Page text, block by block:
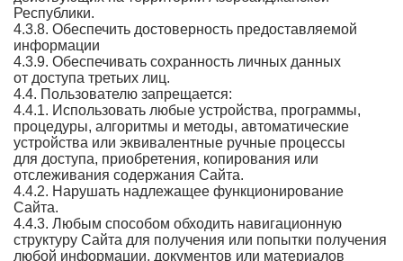
Республики.
4.3.8. Обеспечить достоверность предоставляемой
информации
4.3.9. Обеспечивать сохранность личных данных
от доступа третьих лиц.
4.4. Пользователю запрещается:
4.4.1. Использовать любые устройства, программы,
процедуры, алгоритмы и методы, автоматические
устройства или эквивалентные ручные процессы
для доступа, приобретения, копирования или
отслеживания содержания Сайта.
4.4.2. Нарушать надлежащее функционирование
Сайта.
4.4.3. Любым способом обходить навигационную
структуру Сайта для получения или попытки получения
любой информации, документов или материалов